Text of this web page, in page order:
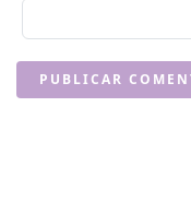
PUBLICAR